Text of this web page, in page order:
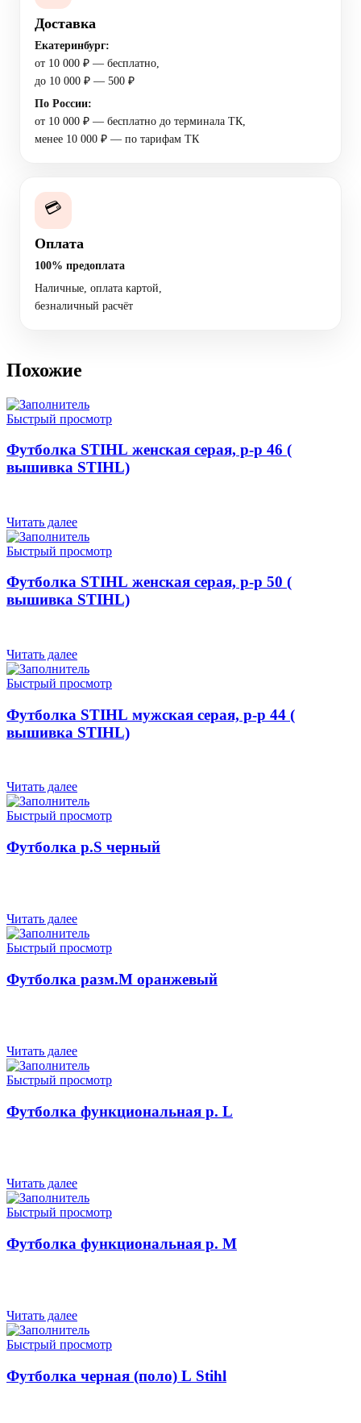
Доставка
Екатеринбург:
от 10 000 ₽ — бесплатно,
до 10 000 ₽ — 500 ₽
По России:
от 10 000 ₽ — бесплатно до терминала ТК,
менее 10 000 ₽ — по тарифам ТК
💳
Оплата
100% предоплата
Наличные, оплата картой,
безналичный расчёт
Похожие
Быстрый просмотр
Футболка STIHL женская серая, р-р 46 (
вышивка STIHL)
Читать далее
Быстрый просмотр
Футболка STIHL женская серая, р-р 50 (
вышивка STIHL)
Читать далее
Быстрый просмотр
Футболка STIHL мужская серая, р-р 44 (
вышивка STIHL)
Читать далее
Быстрый просмотр
Футболка р.S черный
Читать далее
Быстрый просмотр
Футболка разм.М оранжевый
Читать далее
Быстрый просмотр
Футболка функциональная р. L
Читать далее
Быстрый просмотр
Футболка функциональная р. М
Читать далее
Быстрый просмотр
Футболка черная (поло) L Stihl